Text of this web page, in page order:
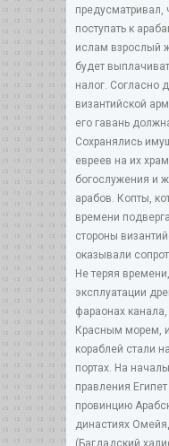
предусматривал,
поступать к
ислам взрослый
будет
налог. Согласно
византийской
его гавань
Сохранялись
евреев на их
богослужения и
арабов. Копты,
времени
стороны
оказывали
Не теряя
эксплуатации
фараонах
Красным морем,
кораблей стали
портах. На
правления
провинцию
династиях
(Багдадский